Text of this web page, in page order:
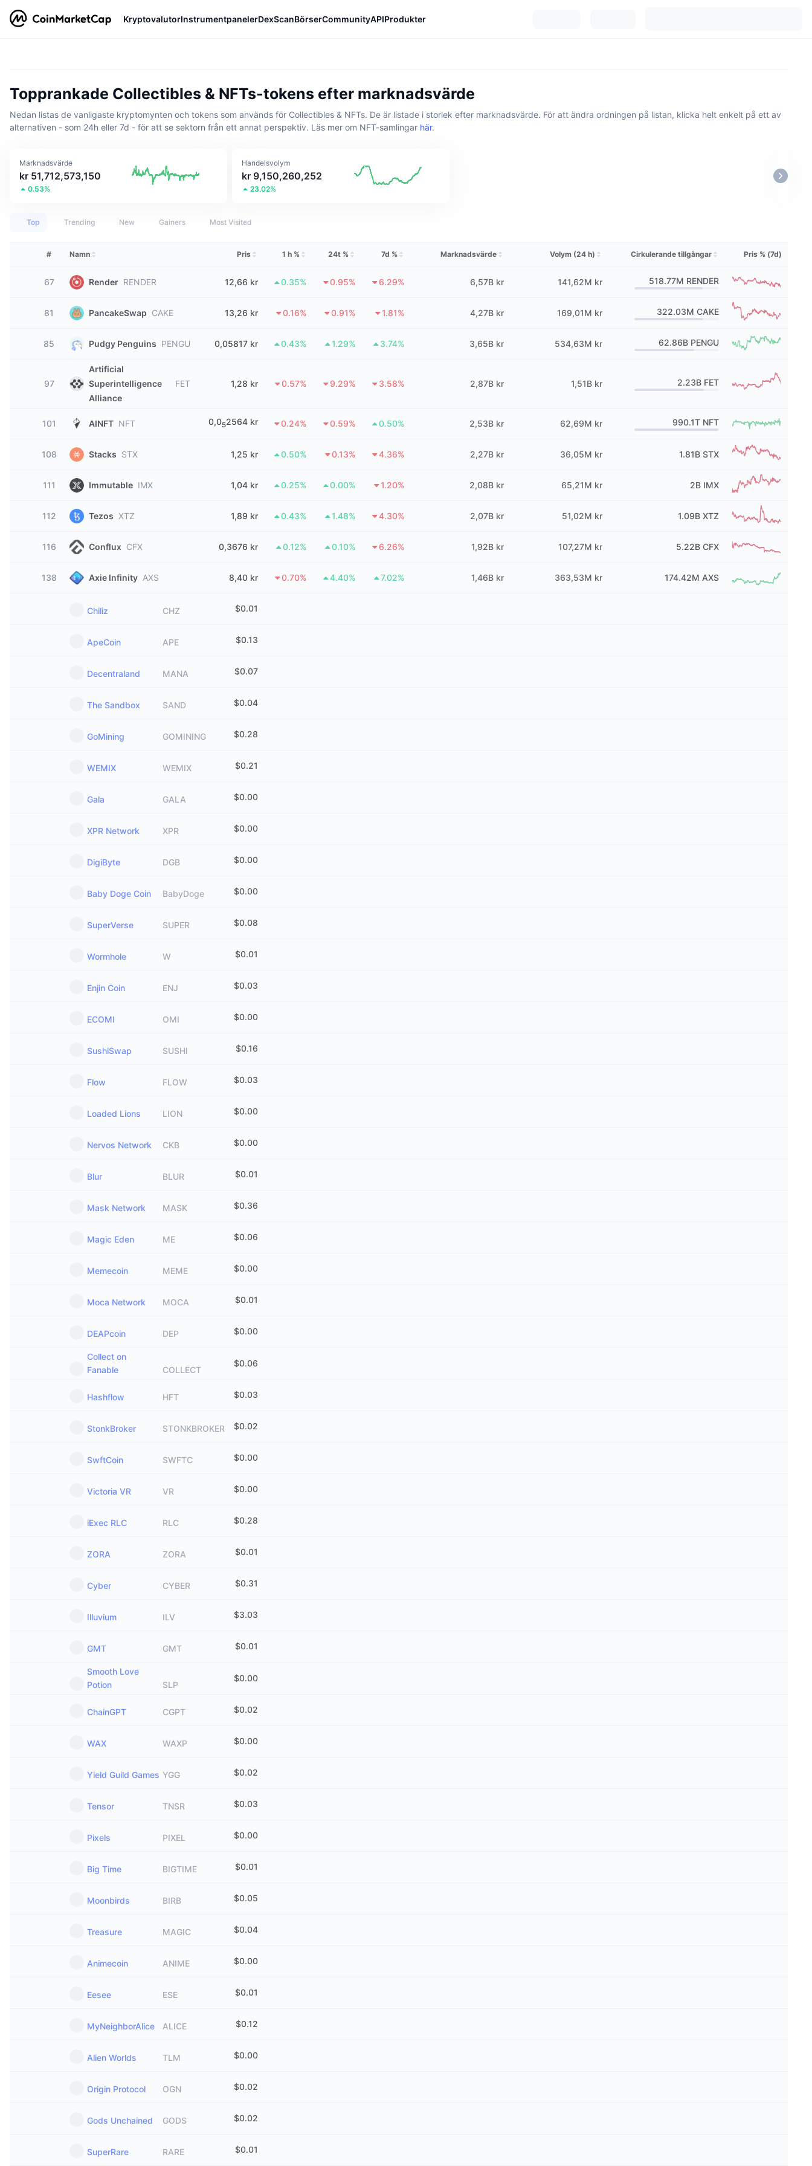
KryptovalutorInstrumentpanelerDexScanBörserCommunityAPIProdukter
Topprankade Collectibles & NFTs-tokens efter marknadsvärde
Nedan listas de vanligaste kryptomynten och tokens som används för Collectibles & NFTs. De är listade i storlek efter marknadsvärde. För att ändra ordningen på listan, klicka helt enkelt på ett av
alternativen - som 24h eller 7d - för att se sektorn från ett annat perspektiv. Läs mer om NFT-samlingar här.
Marknadsvärde
kr 51,712,573,150
0.53%
Handelsvolym
kr 9,150,260,252
23.02%
Top Trending New Gainers Most Visited
# Namn Pris 1 h % 24t % 7d % Marknadsvärde Volym (24 h) Cirkulerande tillgångar Pris % (7d)
67 Render RENDER 12,66 kr 0.35% 0.95% 6.29% 6,57B kr 141,62M kr 518.77M RENDER
81 PancakeSwap CAKE 13,26 kr 0.16% 0.91% 1.81% 4,27B kr 169,01M kr 322.03M CAKE
85 Pudgy Penguins PENGU 0,05817 kr 0.43% 1.29% 3.74% 3,65B kr 534,63M kr 62.86B PENGU
97
Artificial
Superintelligence
Alliance
FET 1,28 kr 0.57% 9.29% 3.58% 2,87B kr 1,51B kr 2.23B FET
101 AINFT NFT 0,052564 kr 0.24% 0.59% 0.50% 2,53B kr 62,69M kr 990.1T NFT
108 Stacks STX 1,25 kr 0.50% 0.13% 4.36% 2,27B kr 36,05M kr 1.81B STX
111 Immutable IMX 1,04 kr 0.25% 0.00% 1.20% 2,08B kr 65,21M kr 2B IMX
112 Tezos XTZ 1,89 kr 0.43% 1.48% 4.30% 2,07B kr 51,02M kr 1.09B XTZ
116 Conflux CFX 0,3676 kr 0.12% 0.10% 6.26% 1,92B kr 107,27M kr 5.22B CFX
138 Axie Infinity AXS 8,40 kr 0.70% 4.40% 7.02% 1,46B kr 363,53M kr 174.42M AXS
Chiliz CHZ $0.01
ApeCoin APE $0.13
Decentraland MANA $0.07
The Sandbox SAND $0.04
GoМining GOMINING $0.28
WEMIX WEMIX $0.21
Gala GALA $0.00
XPR Network XPR $0.00
DigiByte DGB $0.00
Baby Doge Coin BabyDoge $0.00
SuperVerse SUPER $0.08
Wormhole W $0.01
Enjin Coin ENJ $0.03
ECOMI OMI $0.00
SushiSwap SUSHI $0.16
Flow FLOW $0.03
Loaded Lions LION $0.00
Nervos Network CKB $0.00
Blur BLUR $0.01
Mask Network MASK $0.36
Magic Eden ME $0.06
Memecoin MEME $0.00
Moca Network MOCA $0.01
DEAPcoin DEP $0.00
Collect on
Fanable
COLLECT
$0.06
Hashflow HFT $0.03
StonkBroker STONKBROKER $0.02
SwftCoin SWFTC $0.00
Victoria VR VR $0.00
iExec RLC RLC $0.28
ZORA ZORA $0.01
Cyber CYBER $0.31
Illuvium ILV $3.03
GMT GMT $0.01
Smooth Love
Potion
SLP
$0.00
ChainGPT CGPT $0.02
WAX WAXP $0.00
Yield Guild Games YGG $0.02
Tensor TNSR $0.03
Pixels PIXEL $0.00
Big Time BIGTIME $0.01
Moonbirds BIRB $0.05
Treasure MAGIC $0.04
Animecoin ANIME $0.00
Eesee ESE $0.01
MyNeighborAlice ALICE $0.12
Alien Worlds TLM $0.00
Origin Protocol OGN $0.02
Gods Unchained GODS $0.02
SuperRare RARE $0.01